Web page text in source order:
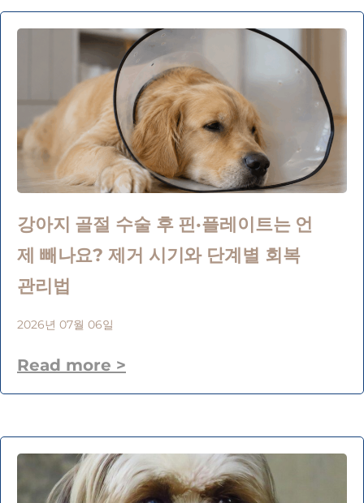
강아지 골절 수술 후 핀·플레이트는 언
제 빼나요? 제거 시기와 단계별 회복
관리법
2026년 07월 06일
Read more >